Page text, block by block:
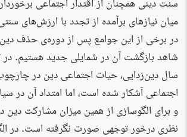
میان نیازهای برآمده از تجدد با ارزش‌های
در برخی از این جوامع پس از دوره‌ی حذف
سال دین‌زدایی، حیات اجتماعی دین در
اجتماعی آشکار شده است، اما امتداد آن در
و برای الگوسازی از همین میزان مشارکت دین
نظری درخور توجهی صورت نگرفته است. در